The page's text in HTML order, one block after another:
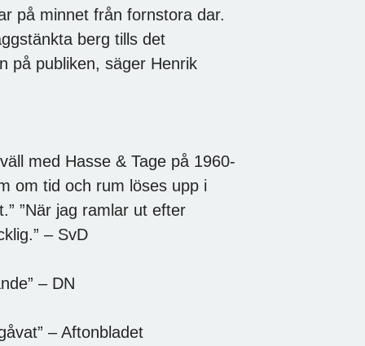
på minnet från fornstora dar.
berg tills det
på publiken, säger Henrik
med Hasse & Tage på 1960-
om tid och rum löses upp i
”När jag ramlar ut efter
– SvD
– DN
– Aftonbladet